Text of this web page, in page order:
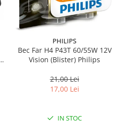
PHILIPS
Bec Far H4 P43T 60/55W 12V
Vision (Blister) Philips
21,00 Lei
17,00 Lei
IN STOC